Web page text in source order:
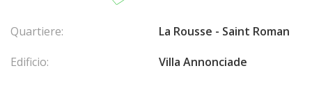
Quartiere:
La Rousse - Saint Roman
Edificio:
Villa Annonciade